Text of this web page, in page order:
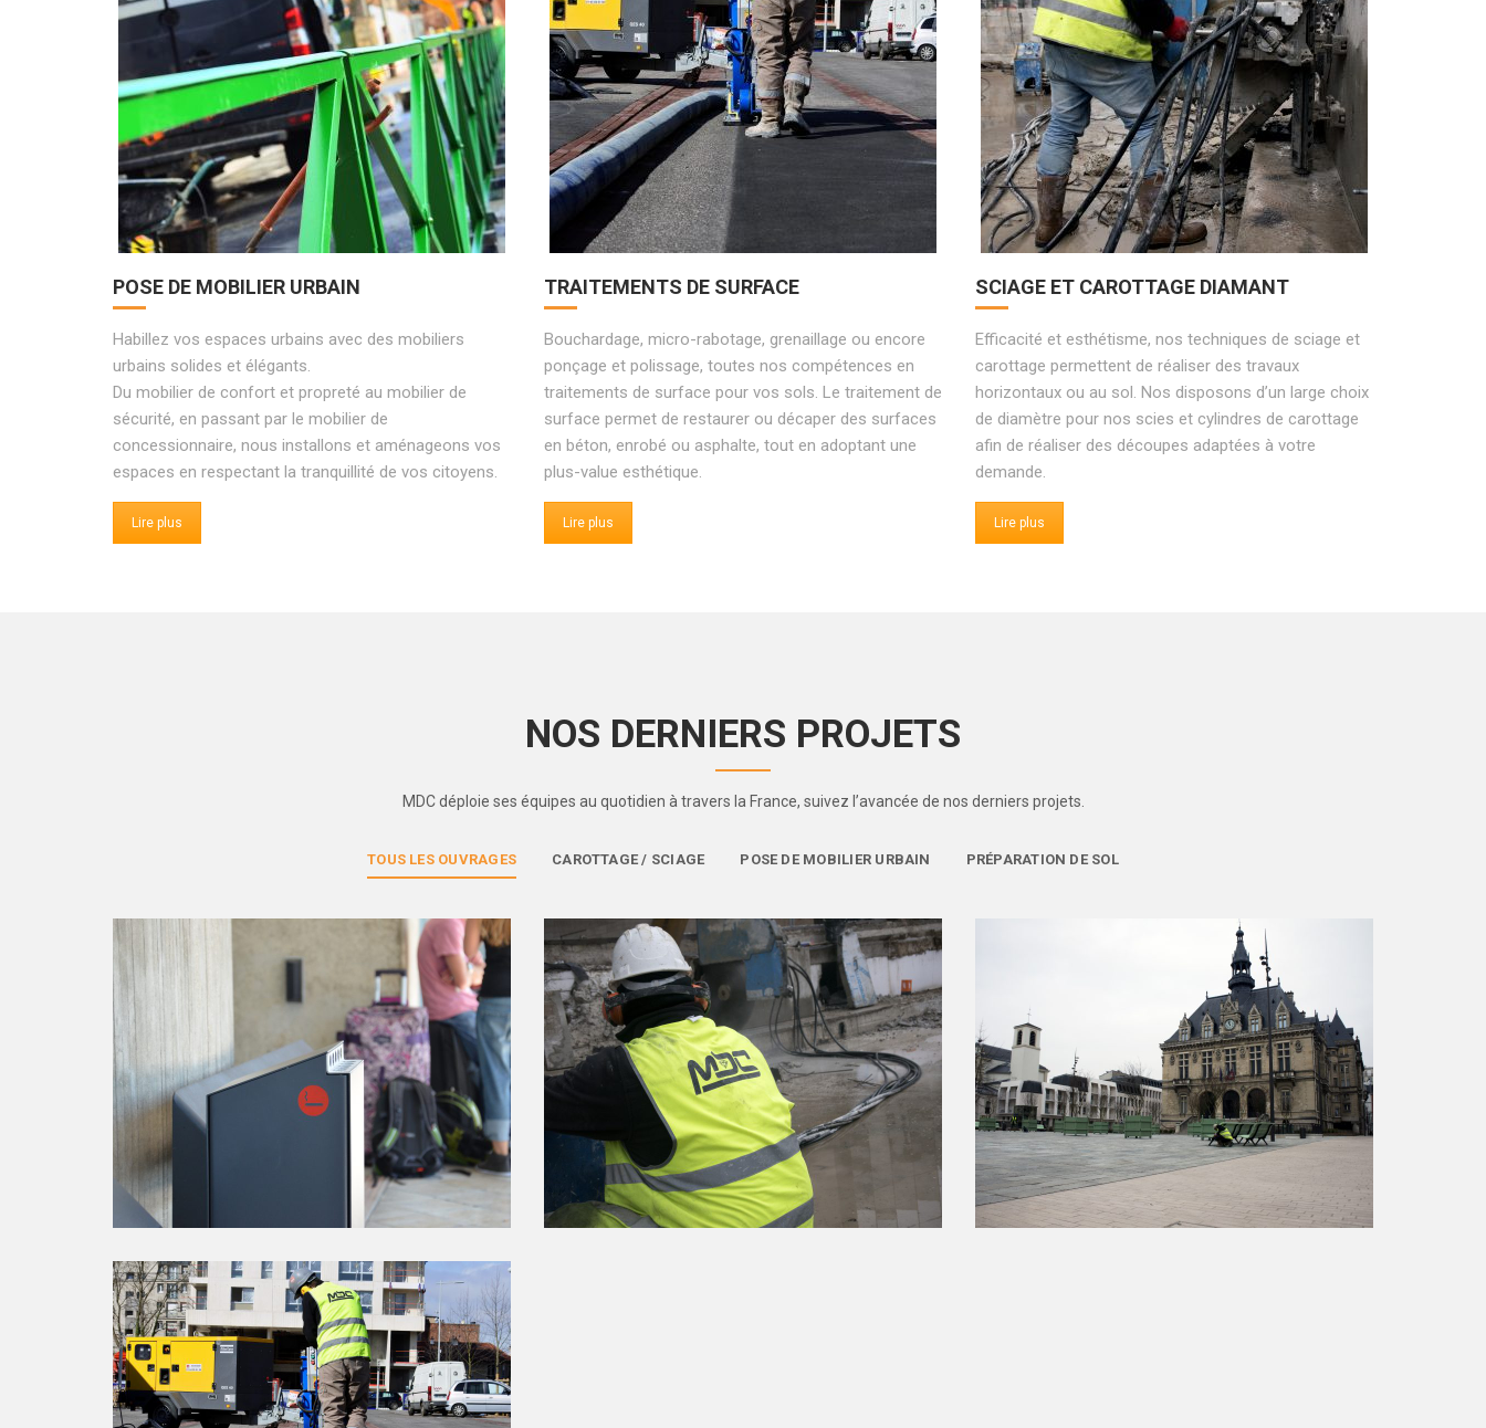
POSE DE MOBILIER URBAIN
Habillez vos espaces urbains avec des mobiliers
urbains solides et élégants.
Du mobilier de confort et propreté au mobilier de
sécurité, en passant par le mobilier de
concessionnaire, nous installons et aménageons vos
espaces en respectant la tranquillité de vos citoyens.
Lire plus
TRAITEMENTS DE SURFACE
Bouchardage, micro-rabotage, grenaillage ou encore
ponçage et polissage, toutes nos compétences en
traitements de surface pour vos sols. Le traitement de
surface permet de restaurer ou décaper des surfaces
en béton, enrobé ou asphalte, tout en adoptant une
plus-value esthétique.
Lire plus
SCIAGE ET CAROTTAGE DIAMANT
Efficacité et esthétisme, nos techniques de sciage et
carottage permettent de réaliser des travaux
horizontaux ou au sol. Nos disposons d’un large choix
de diamètre pour nos scies et cylindres de carottage
afin de réaliser des découpes adaptées à votre
demande.
Lire plus
NOS DERNIERS PROJETS
MDC déploie ses équipes au quotidien à travers la France, suivez l’avancée de nos derniers projets.
TOUS LES OUVRAGES CAROTTAGE / SCIAGE POSE DE MOBILIER URBAIN PRÉPARATION DE SOL